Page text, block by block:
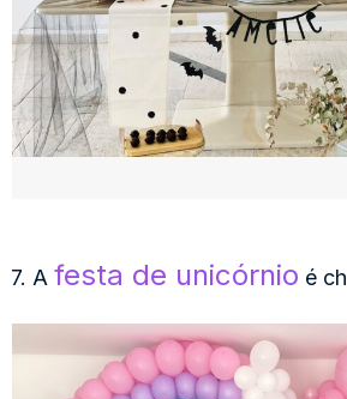
7. Afesta de unicórnio é